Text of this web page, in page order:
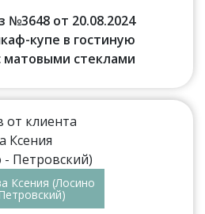
№3648 от 20.08.2024
купе в гостиную
матовыми стеклами
Ксения (Лосино